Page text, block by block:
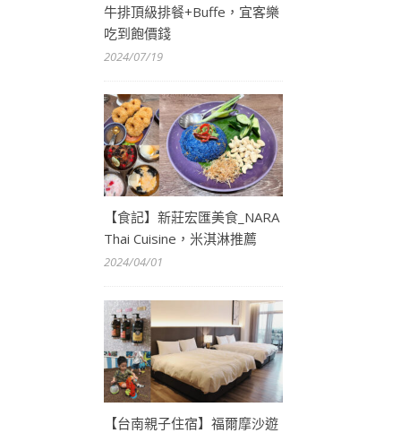
牛排頂級排餐+Buffe，宜客樂
吃到飽價錢
2024/07/19
【食記】新莊宏匯美食_NARA
Thai Cuisine，米淇淋推薦
2024/04/01
【台南親子住宿】福爾摩沙遊